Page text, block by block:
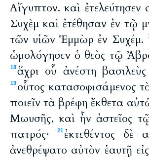
Αἴγυπτον. καὶ
Συχὲμ καὶ ἐτέθησαν ἐν τῷ
τῶν υἱῶν Ἑμμὼρ ἐν Συχέμ.
ὡμολόγησεν ὁ θεὸς τῷ
18 ἄχρι οὗ ἀνέστη
19 οὗτος κατασοφισάμενος
ποιεῖν τὰ βρέφη ἔκθετα
Μωυσῆς, καὶ ἦν ἀστεῖος
πατρός·
21 ἐκτεθέντος
ἀνεθρέψατο αὐτὸν ἑαυτῇ